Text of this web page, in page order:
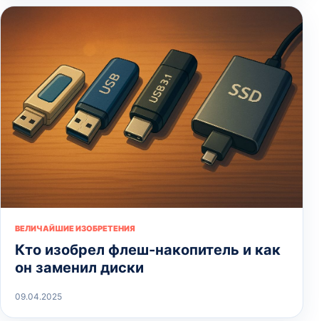
ВЕЛИЧАЙШИЕ ИЗОБРЕТЕНИЯ
Кто изобрел флеш-накопитель и как
он заменил диски
09.04.2025